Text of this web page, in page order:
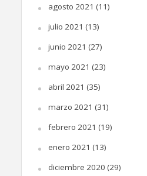
agosto 2021 (11)
julio 2021 (13)
junio 2021 (27)
mayo 2021 (23)
abril 2021 (35)
marzo 2021 (31)
febrero 2021 (19)
enero 2021 (13)
diciembre 2020 (29)